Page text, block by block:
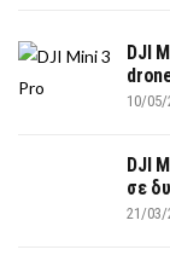
DJI
10/05/
DJI
σε
21/03/